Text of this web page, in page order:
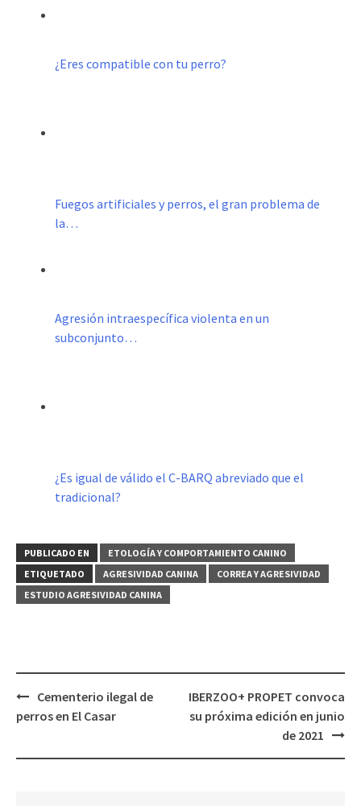
¿Eres compatible con tu perro?
Fuegos artificiales y perros, el gran problema de
la…
Agresión intraespecífica violenta en un
subconjunto…
¿Es igual de válido el C-BARQ abreviado que el
tradicional?
PUBLICADO EN
ETOLOGÍA Y COMPORTAMIENTO CANINO
ETIQUETADO
AGRESIVIDAD CANINA
CORREA Y AGRESIVIDAD
ESTUDIO AGRESIVIDAD CANINA
Navegación
de
Cementerio ilegal de
perros en El Casar
IBERZOO+ PROPET convoca
su próxima edición en junio
de 2021